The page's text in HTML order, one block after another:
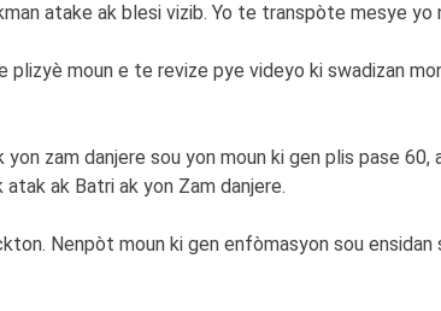
atake ak blesi vizib. Yo te transpòte mesye
moun e te revize pye videyo ki swadizan
zam danjere sou yon moun ki gen plis pase
ak Batri ak yon Zam danjere.
Nenpòt moun ki gen enfòmasyon sou